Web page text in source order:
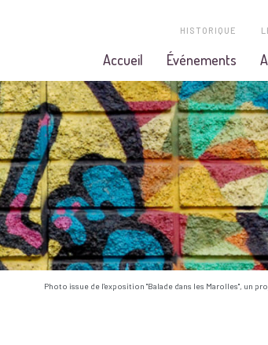
HISTORIQUE
Accueil Événements
Photo issue de l'exposition "Balade dans les Marolles", un